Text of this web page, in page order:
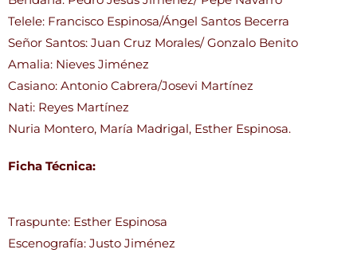
Telele: Francisco Espinosa/Ángel Santos Becerra
Señor Santos: Juan Cruz Morales/ Gonzalo Benito
Amalia: Nieves Jiménez
Casiano: Antonio Cabrera/Josevi Martínez
Nati: Reyes Martínez
Nuria Montero, María Madrigal, Esther Espinosa.
Ficha Técnica:
Traspunte: Esther Espinosa
Escenografía: Justo Jiménez